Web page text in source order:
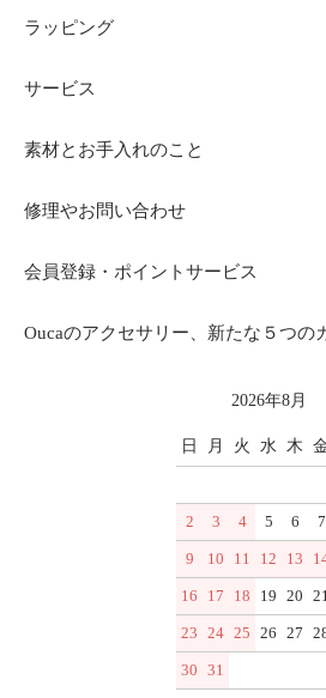
ラッピング
サービス
素材とお手入れのこと
修理やお問い合わせ
会員登録・ポイントサービス
Oucaのアクセサリー、新たな５つの
2026年8月
日 月 火 水 木
2 3 4 5 6 7
9 10 11 12 13
16 17 18 19 20 21
23 24 25 26 27
30 31